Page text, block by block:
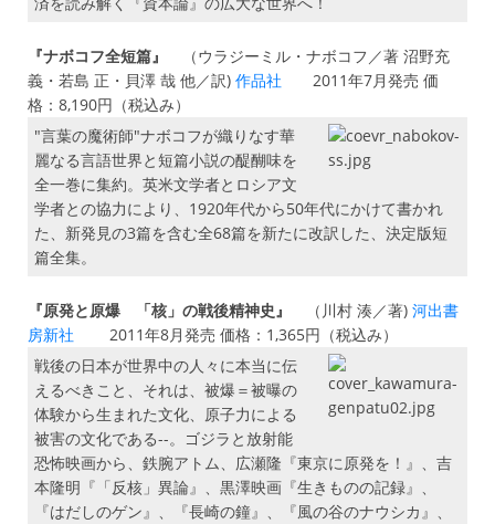
『ナボコフ全短篇』
（ウラジーミル・ナボコフ／著 沼野充
義・若島 正・貝澤 哉 他／訳) 作品社 2011年7月発売 価
格：8,190円（税込み）
"言葉の魔術師"ナボコフが織りなす華
麗なる言語世界と短篇小説の醍醐味を
全一巻に集約。英米文学者とロシア文
学者との協力により、1920年代から50年代にかけて書かれ
た、新発見の3篇を含む全68篇を新たに改訳した、決定版短
篇全集。
『原発と原爆 「核」の戦後精神史』 （川村 湊／著) 河出書
房新社
2011年8月発売 価格：1,365円（税込み）
戦後の日本が世界中の人々に本当に伝
えるべきこと、それは、被爆＝被曝の
体験から生まれた文化、原子力による
被害の文化である--。ゴジラと放射能
恐怖映画から、鉄腕アトム、広瀬隆『東京に原発を！』、吉
本隆明『「反核」異論』、黒澤映画『生きものの記録』、
『はだしのゲン』、『長崎の鐘』、『風の谷のナウシカ』、